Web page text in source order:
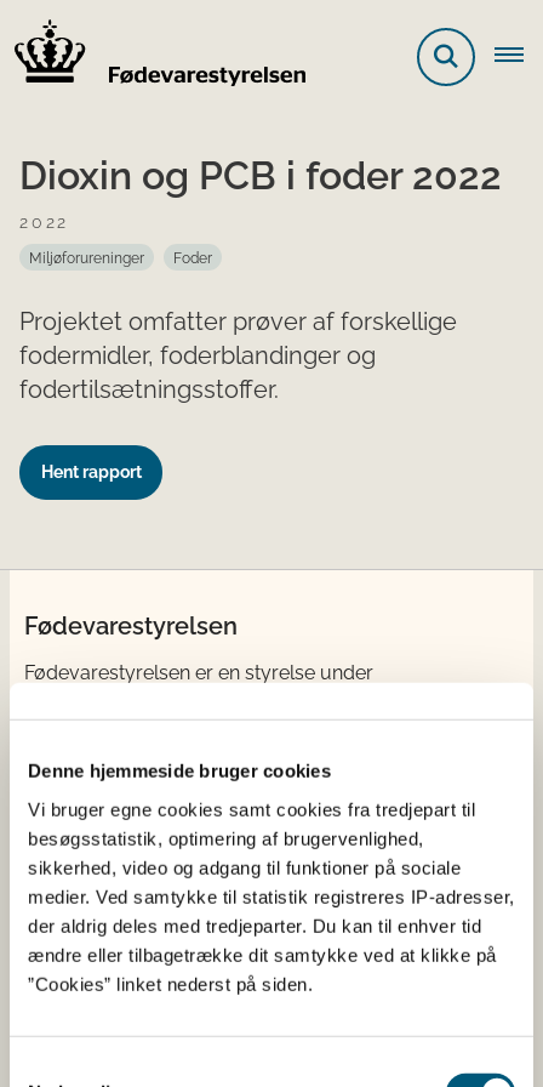
Denne hjemmeside bruger cookies
Vi bruger egne cookies samt cookies fra tredjepart til
besøgsstatistik, optimering af brugervenlighed,
sikkerhed, video og adgang til funktioner på sociale
medier. Ved samtykke til statistik registreres IP-adresser,
der aldrig deles med tredjeparter. Du kan til enhver tid
ændre eller tilbagetrække dit samtykke ved at klikke på
”Cookies” linket nederst på siden.
Dioxin og PCB i foder 2022
2022
Miljøforureninger Foder
Projektet omfatter prøver af forskellige
fodermidler, foderblandinger og
fodertilsætningsstoffer.
Hent rapport
Fødevarestyrelsen
Fødevarestyrelsen er en styrelse under
dyresundhed og sikker, sund mad. Vi står bag De
fra cafeer, restauranter og supermarkeder.
Kontakt
Fødevarestyrelsen
Stationsparken 31-33
2600 Glostrup
EAN